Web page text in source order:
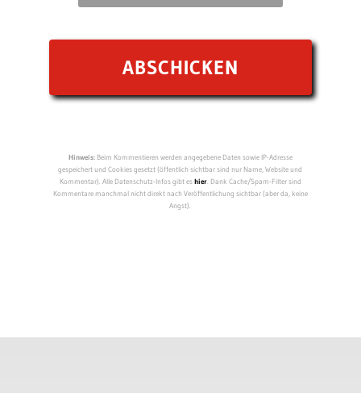
Hinweis:Beim Kommentieren werden angegebene Daten sowie IP-Adresse
gespeichert und Cookies gesetzt (öffentlich sichtbar sind nur Name, Website und
Kommentar). Alle Datenschutz-Infos gibt eshier. Dank Cache/Spam-Filter sind
Kommentare manchmal nicht direkt nach Veröffentlichung sichtbar (aber da, keine
Angst).